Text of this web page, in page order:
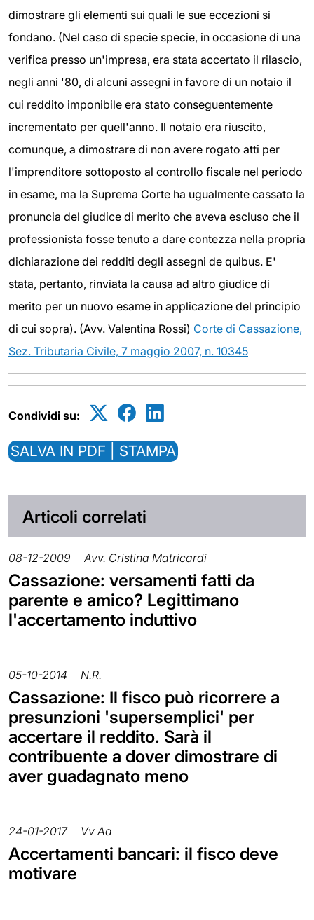
dimostrare gli elementi sui quali le sue eccezioni si
fondano. (Nel caso di specie specie, in occasione di una
verifica presso un'impresa, era stata accertato il rilascio,
negli anni '80, di alcuni assegni in favore di un notaio il
cui reddito imponibile era stato conseguentemente
incrementato per quell'anno. Il notaio era riuscito,
comunque, a dimostrare di non avere rogato atti per
l'imprenditore sottoposto al controllo fiscale nel periodo
in esame, ma la Suprema Corte ha ugualmente cassato la
pronuncia del giudice di merito che aveva escluso che il
professionista fosse tenuto a dare contezza nella propria
dichiarazione dei redditi degli assegni de quibus. E'
stata, pertanto, rinviata la causa ad altro giudice di
merito per un nuovo esame in applicazione del principio
di cui sopra). (Avv. Valentina Rossi) Corte di Cassazione,
Sez. Tributaria Civile, 7 maggio 2007, n. 10345
Condividi su:
SALVA IN PDF | STAMPA
Articoli correlati
08-12-2009 Avv. Cristina Matricardi
Cassazione: versamenti fatti da
parente e amico? Legittimano
l'accertamento induttivo
05-10-2014 N.R.
Cassazione: Il fisco può ricorrere a
presunzioni 'supersemplici' per
accertare il reddito. Sarà il
contribuente a dover dimostrare di
aver guadagnato meno
24-01-2017 Vv Aa
Accertamenti bancari: il fisco deve
motivare